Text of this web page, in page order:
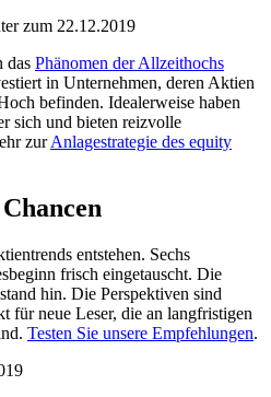
das Phänomen der Allzeithochs
in Unternehmen, deren Aktien
befinden. Idealerweise haben
sich und bieten reizvolle
zurAnlagestrategie des equity
entstehen. Sechs
frisch eingetauscht. Die
hin. Die Perspektiven sind
für neue Leser, die an langfristigen
Testen Sie unsere Empfehlungen.